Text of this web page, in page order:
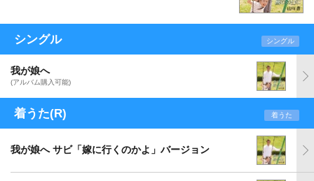
シングル シングル
我が娘へ
(アルバム購入可能)
着うた(R) 着うた
我が娘へ サビ「嫁に行くのかよ」バージョン